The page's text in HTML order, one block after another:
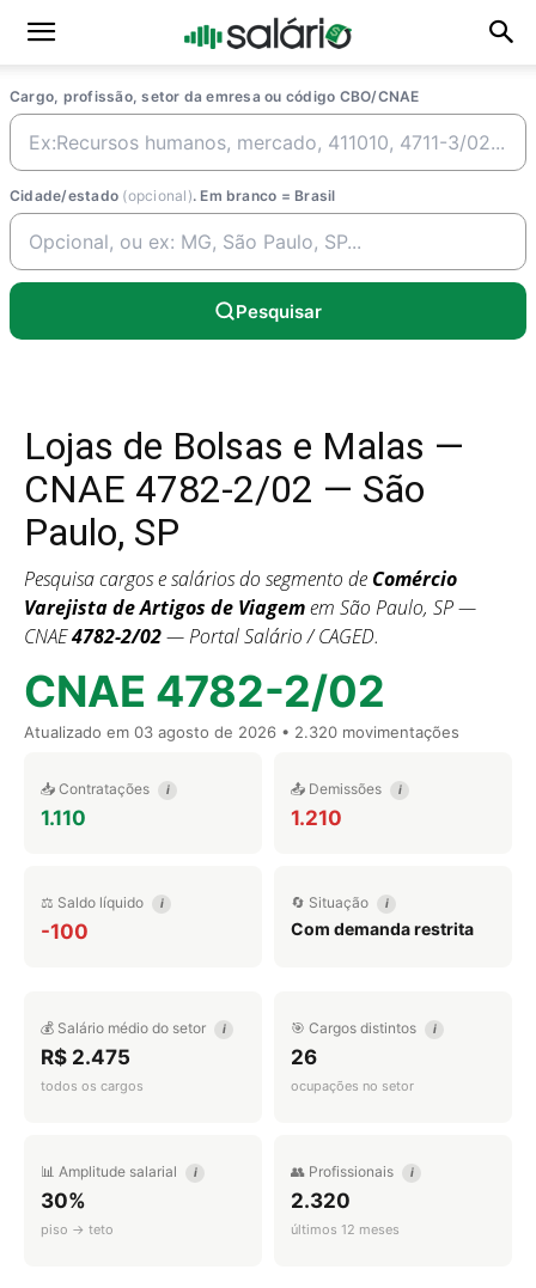
Cargo, profissão, setor da emresa ou código CBO/CNAE
Cidade/estado (opcional). Em branco = Brasil
Pesquisar
Lojas de Bolsas e Malas —
CNAE 4782-2/02 — São
Paulo, SP
Pesquisa cargos e salários do segmento de Comércio
Varejista de Artigos de Viagemem São Paulo, SP —
CNAE4782-2/02— Portal Salário / CAGED.
CNAE 4782-2/02
Atualizado em 03 agosto de 2026 • 2.320 movimentações
📥 Contratações i
1.110
📤 Demissões i
1.210
⚖️ Saldo líquido i
-100
🔄 Situação i
Com demanda restrita
💰 Salário médio do setor i
R$ 2.475
todos os cargos
🎯 Cargos distintos i
26
ocupações no setor
📊 Amplitude salarial i
30%
piso → teto
👥 Profissionais i
2.320
últimos 12 meses